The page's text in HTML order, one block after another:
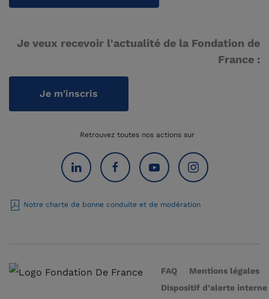
Je veux recevoir l'actualité de la Fondation de
France :
Je m'inscris
Retrouvez toutes nos actions sur
Notre charte de bonne conduite et de modération
FAQ
Mentions légales
Dispositif d’alerte interne